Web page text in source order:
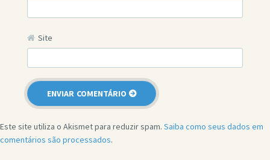
Site
Este site utiliza o Akismet para reduzir spam. Saiba como seus dados em
comentários são processados.